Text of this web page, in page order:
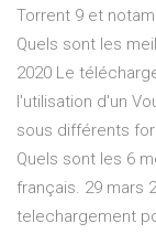
Torrent 9 et
Quels sont les
2020 Le
l'utilisation d'un
sous différents
Quels sont les 6
français. 29 mars
telechargement